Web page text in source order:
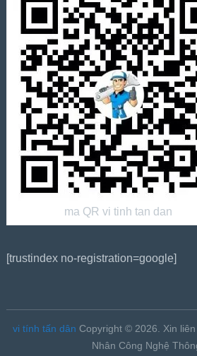
ma QR vi tinh tan dan
[trustindex no-registration=google]
vi tính tấn dân Copyright © 2026.
Xin
Nhân Công Nghệ